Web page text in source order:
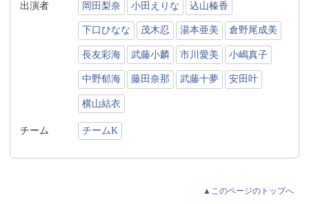
出演者 岡田梨奈 小田えりな 込山榛香
下口ひなな 茂木忍 湯本亜美 倉野尾成美
長友彩海 武藤小麟 市川愛美 小嶋真子
中野郁海 藤田奈那 武藤十夢 安田叶
横山結衣
チーム チームK
▲このページのトップへ